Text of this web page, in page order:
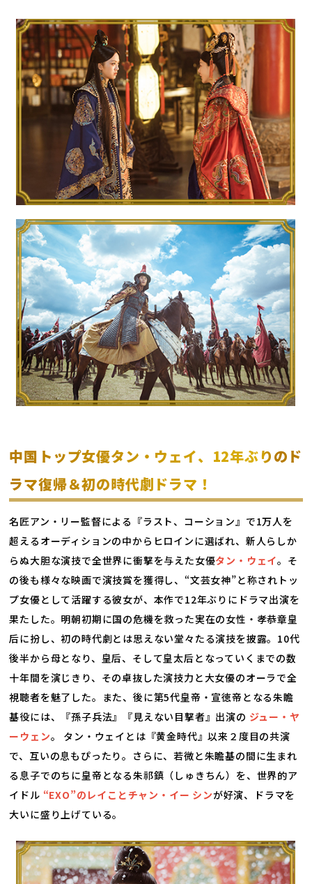
中国トップ女優タン・ウェイ、12年ぶりのド
ラマ復帰＆初の時代劇ドラマ！
名匠アン・リー監督による『ラスト、コーション』で1万人を
超えるオーディションの中からヒロインに選ばれ、新人らしか
らぬ大胆な演技で全世界に衝撃を与えた女優タン・ウェイ。そ
の後も様々な映画で演技賞を獲得し、“文芸女神”と称されトッ
プ女優として活躍する彼女が、本作で12年ぶりにドラマ出演を
果たした。明朝初期に国の危機を救った実在の女性・孝恭章皇
后に扮し、初の時代劇とは思えない堂々たる演技を披露。10代
後半から母となり、皇后、そして皇太后となっていくまでの数
十年間を演じきり、その卓抜した演技力と大女優のオーラで全
視聴者を魅了した。また、後に第5代皇帝・宣徳帝となる朱瞻
基役には、『孫子兵法』『見えない目撃者』出演の ジュー・ヤ
ーウェン。 タン・ウェイとは『黄金時代』以来２度目の共演
で、互いの息もぴったり。さらに、若微と朱瞻基の間に生まれ
る息子でのちに皇帝となる朱祁鎮（しゅきちん）を、世界的ア
イドル “EXO”のレイことチャン・イー シンが好演、ドラマを
大いに盛り上げている。